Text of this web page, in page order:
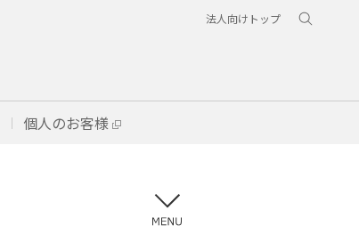
法人向けトップ
個人のお客様